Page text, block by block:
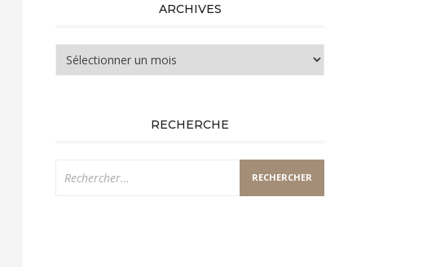
ARCHIVES
Archives
RECHERCHE